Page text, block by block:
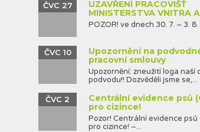
UZAVŘENÍ PRACOVIŠŤ
MINISTERSTVA VNITRA
ČVC 27
POZOR! ve dnech 30. 7. – 3.
Upozornění na
pracovní smlouvy
ČVC 10
Upozornění: zneužití loga naší
podvodu!! Dozvěděli jsme se,...
Centrální evidence psů
pro cizince!
ČVC 2
Pozor! Centrální evidence psů
pro cizince! –...